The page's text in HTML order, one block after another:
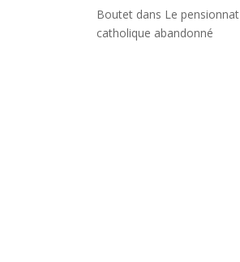
Boutet dans Le pensionnat
catholique abandonné